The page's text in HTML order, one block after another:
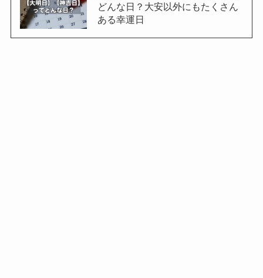
どんな日？大安以外にもたくさん
ある幸運日